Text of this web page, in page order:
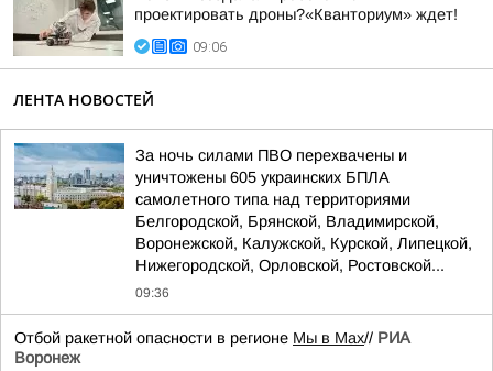
проектировать дроны?«Кванториум» ждет!
09:06
ЛЕНТА НОВОСТЕЙ
За ночь силами ПВО перехвачены и
уничтожены 605 украинских БПЛА
самолетного типа над территориями
Белгородской, Брянской, Владимирской,
Воронежской, Калужской, Курской, Липецкой,
Нижегородской, Орловской, Ростовской...
09:36
Отбой ракетной опасности в регионе Мы в Мах// РИА
Воронеж